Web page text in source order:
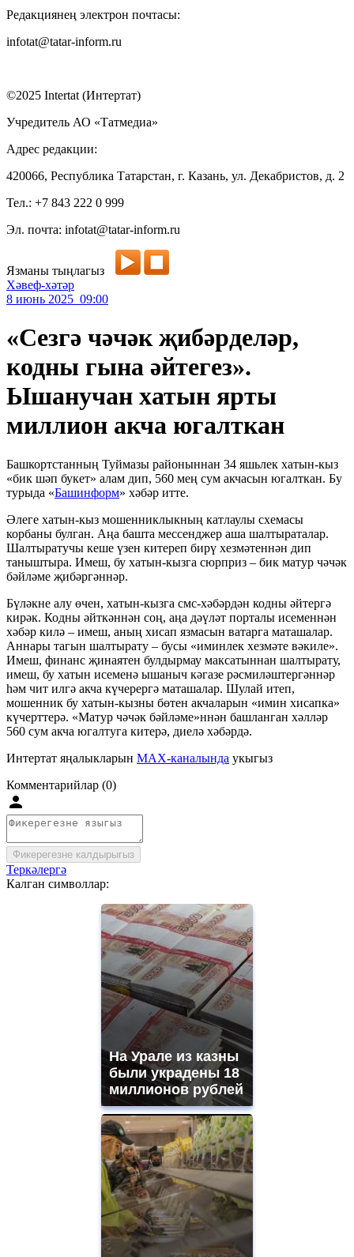
Редакциянең электрон почтасы:
infotat@tatar-inform.ru
©2025 Intertat (Интертат)
Учредитель АО «Татмедиа»
Адрес редакции:
420066, Республика Татарстан, г. Казань, ул. Декабристов, д. 2
Тел.: +7 843 222 0 999
Эл. почта: infotat@tatar-inform.ru
Язманы тыңлагыз
Хәвеф-хәтәр
8 июнь 2025 09:00
«Сезгә чәчәк җибәрделәр,
кодны гына әйтегез».
Ышанучан хатын ярты
миллион акча югалткан
Башкортстанның Туймазы районыннан 34 яшьлек хатын-кыз
«бик шәп букет» алам дип, 560 мең сум акчасын югалткан. Бу
турыда «Башинформ» хәбәр итте.
Әлеге хатын-кыз мошенниклыкның катлаулы схемасы
корбаны булган. Аңа башта мессенджер аша шалтыраталар.
Шалтыратучы кеше үзен китереп бирү хезмәтеннән дип
таныштыра. Имеш, бу хатын-кызга сюрприз – бик матур чәчәк
бәйләме җибәргәннәр.
Бүләкне алу өчен, хатын-кызга смс-хәбәрдән кодны әйтергә
кирәк. Кодны әйткәннән соң, аңа дәүләт порталы исеменнән
хәбәр килә – имеш, аның хисап язмасын ватарга маташалар.
Аннары тагын шалтырату – бусы «иминлек хезмәте вәкиле».
Имеш, финанс җинаятен булдырмау максатыннан шалтырату,
имеш, бу хатын исеменә ышаныч кәгазе рәсмиләштергәннәр
һәм чит илгә акча күчерергә маташалар. Шулай итеп,
мошенник бу хатын-кызны бөтен акчаларын «имин хисапка»
күчерттерә. «Матур чәчәк бәйләме»ннән башланган хәлләр
560 сум акча югалтуга китерә, диелә хәбәрдә.
Интертат яңалыкларын MAX-каналында укыгыз
Комментарийлар (0)
Фикерегезне калдырыгыз
Теркәлергә
Калган символлар:
На Урале из казны
были украдены 18
миллионов рублей